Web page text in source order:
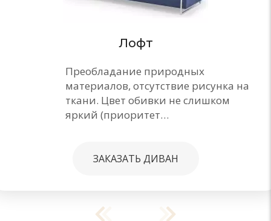
Лофт
Преобладание природных
материалов, отсутствие рисунка на
ткани. Цвет обивки не слишком
яркий (приоритет…
ЗАКАЗАТЬ ДИВАН